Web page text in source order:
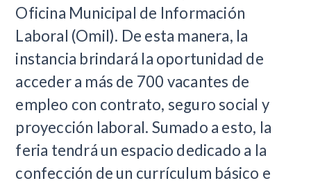
Oficina Municipal de Información
Laboral (Omil). De esta manera, la
instancia brindará la oportunidad de
acceder a más de 700 vacantes de
empleo con contrato, seguro social y
proyección laboral. Sumado a esto, la
feria tendrá un espacio dedicado a la
confección de un currículum básico e